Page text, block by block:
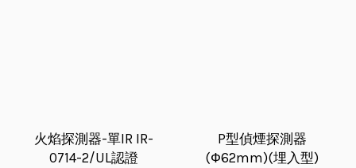
火焰探測器-單IR IR-
0714-2/UL認證
P型偵煙探測器
(Ф62mm)(埋入型)